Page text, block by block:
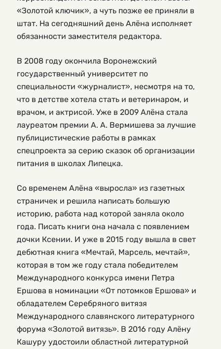
«Золотой ключик», а чуть позже ее приняли в
штат. На сегодняшний день Алёна исполняет
обязанности заместителя редактора.
В 2008 году окончила Воронежский
государственный университет по
специальности «журналист», несмотря на то,
что в детстве хотела стать и ветеринаром, и
врачом, и актрисой. Уже в 2009 Алёна стала
лауреатом премии А. А. Вермишева за лучшие
публицистические работы в рамках
спецпроекта за серию сказок об организации
питания в школах Липецка.
Со временем Алёна «выросла» из газетных
страничек и решила написать большую
историю, работа над которой заняла около
года. Писать книги она начала с появлением
дочки Ксении. И уже в 2015 году вышла в свет
дебютная книга «Мечтай, Марсель, мечтай»,
которая в том же году стала победителем
Международного конкурса имени Петра
Ершова в номинации «От потомков Ершова» и
обладателем Серебряного витязя
Международного славянского литературного
форума «Золотой витязь». В 2016 году Алёну
Кашуру удостоили областной литературной